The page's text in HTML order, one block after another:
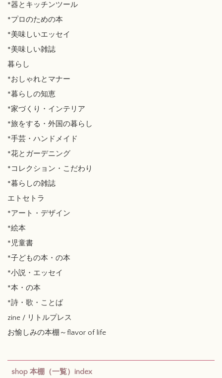
*器とキッチンツール
*プロのための本
*美味しいエッセイ
*美味しい雑誌
暮らし
*おしゃれとマナー
*暮らしの知恵
*家づくり・インテリア
*旅をする・外国の暮らし
*手芸・ハンドメイド
*花とガーデニング
*コレクション・こだわり
*暮らしの雑誌
エトセトラ
*アート・デザイン
*絵本
*児童書
*子どもの本・の本
*小説・エッセイ
*本・の本
*詩・歌・ことば
zine / リトルプレス
お愉しみの本棚～flavor of life
shop 本棚（一覧）index